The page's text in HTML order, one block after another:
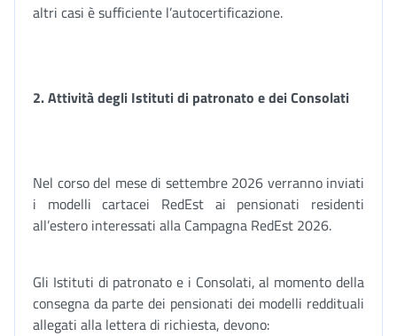
altri casi è sufficiente l’autocertificazione.
2. Attività degli Istituti di patronato e dei Consolati
Nel corso del mese di settembre 2026 verranno inviati
i modelli cartacei RedEst ai pensionati residenti
all’estero interessati alla Campagna RedEst 2026.
Gli Istituti di patronato e i Consolati, al momento della
consegna da parte dei pensionati dei modelli reddituali
allegati alla lettera di richiesta, devono: